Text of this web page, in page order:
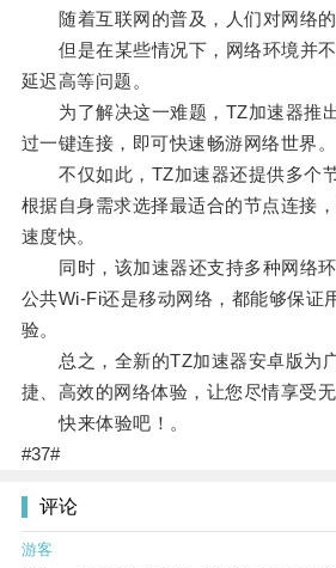
随着互联网的普及，人们对网络的
但是在某些情况下，网络环境并不
延迟高等问题。
为了解决这一难题，TZ加速器推
过一键连接，即可快速畅游网络世界。
不仅如此，TZ加速器还提供多个
根据自身需求选择最适合的节点连接
速度快。
同时，该加速器还支持多种网络环
公共Wi-Fi还是移动网络，都能够保证
验。
总之，全新的TZ加速器安卓版为
捷、高效的网络体验，让您尽情享受无
快来体验吧！。
#37#
评论
游客